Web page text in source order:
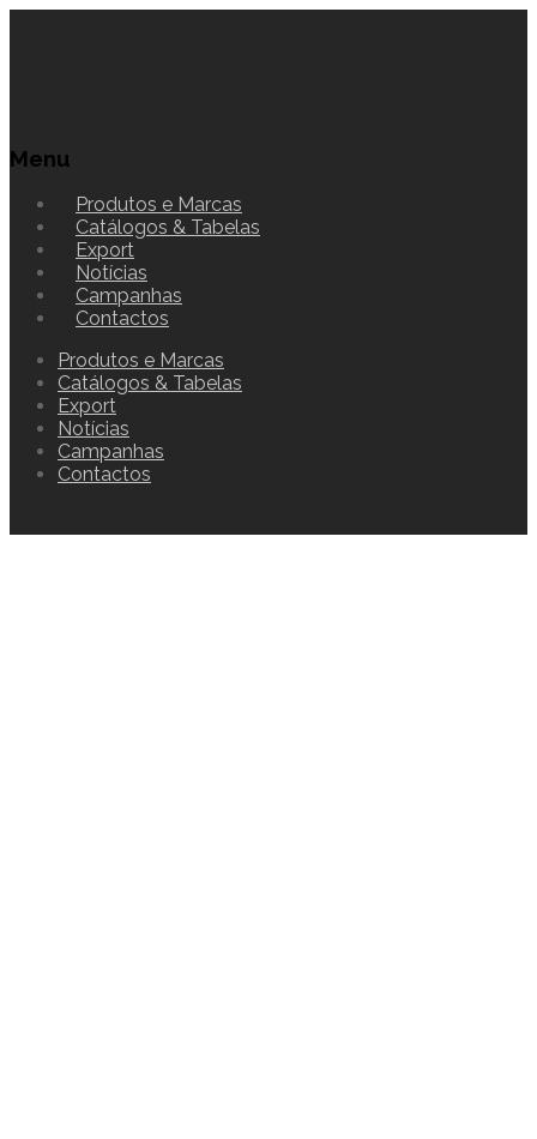
Menu
Produtos e Marcas
Catálogos & Tabelas
Export
Notícias
Campanhas
Contactos
Produtos e Marcas
Catálogos & Tabelas
Export
Notícias
Campanhas
Contactos